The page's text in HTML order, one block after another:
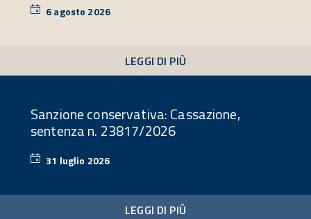
6 agosto 20266
LEGGI DI PIÙ
Sanzione conservativa: Cassazione,
sentenza n. 23817/2026
31 luglio 2026
LEGGI DI PIÙ